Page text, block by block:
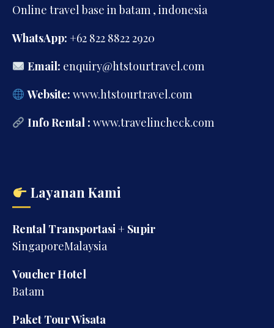
Online travel base in batam , indonesia
WhatsApp: +62 822 8822 2920
Email: enquiry@htstourtravel.com
Website: www.htstourtravel.com
Info Rental : www.travelincheck.com
Layanan Kami
Rental Transportasi + Supir
SingaporeMalaysia
Voucher Hotel
Batam
Paket Tour Wisata